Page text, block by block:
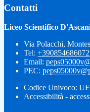
Contatti
Liceo Scientifico
Via Polacchi,
Tel: +390854686072
Email:
PEC:
Codice Univoco:
Accessibilità -